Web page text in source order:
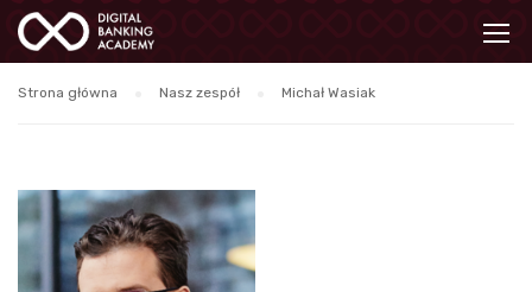
Strona główna Nasz zespół Michał Wasiak